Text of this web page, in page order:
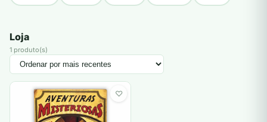
Loja
1 produto(s)
♡